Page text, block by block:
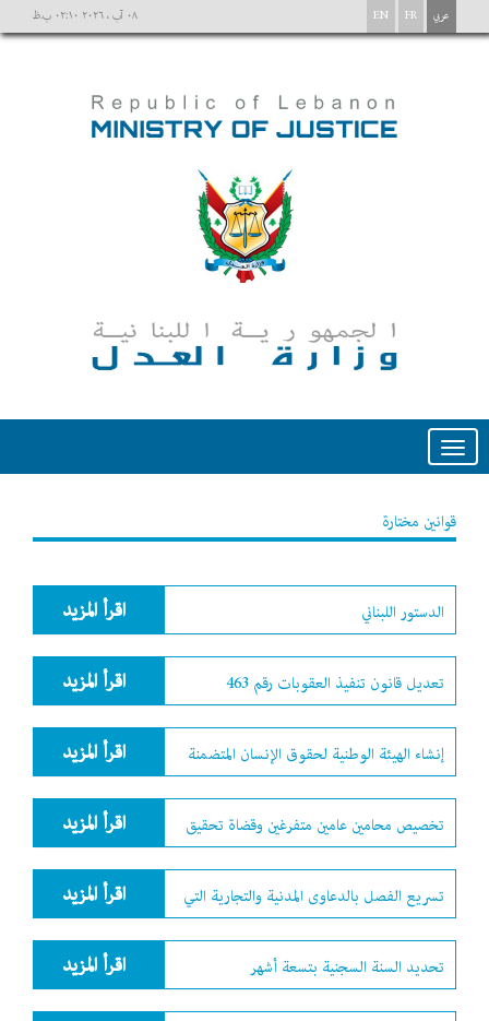
٠٨ آب ، ٢٠٢٦ ٠٢:١٠ ب.ظ EN FR عربي
Toggle
قوانين مختارة
اقرأ المزيد الدستور اللبناني
اقرأ المزيد تعديل قانون تنفيذ العقوبات رقم 463
اقرأ المزيد إنشاء الهيئة الوطنية لحقوق الإنسان المتضمنة
اقرأ المزيد تخصيص محامين عامين متفرغين وقضاة تحقيق
اقرأ المزيد تسريع الفصل بالدعاوى المدنية والتجارية التي
اقرأ المزيد تحديد السنة السجنية بتسعة أشهر